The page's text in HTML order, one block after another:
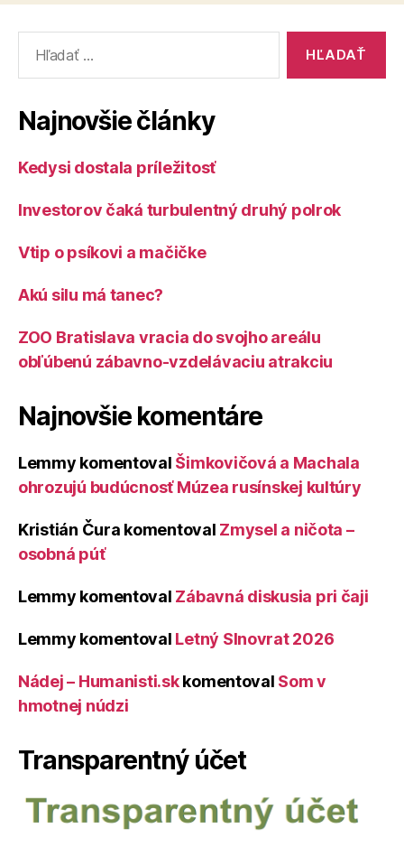
Najnovšie články
Kedysi dostala príležitosť
Investorov čaká turbulentný druhý polrok
Vtip o psíkovi a mačičke
Akú silu má tanec?
ZOO Bratislava vracia do svojho areálu
obľúbenú zábavno-vzdelávaciu atrakciu
Najnovšie komentáre
Lemmy komentoval Šimkovičová a Machala
ohrozujú budúcnosť Múzea rusínskej kultúry
Kristián Čura komentoval Zmysel a ničota –
osobná púť
Lemmy komentoval Zábavná diskusia pri čaji
Lemmy komentoval Letný Slnovrat 2026
Nádej – Humanisti.skkomentoval Som v
hmotnej núdzi
Transparentný účet